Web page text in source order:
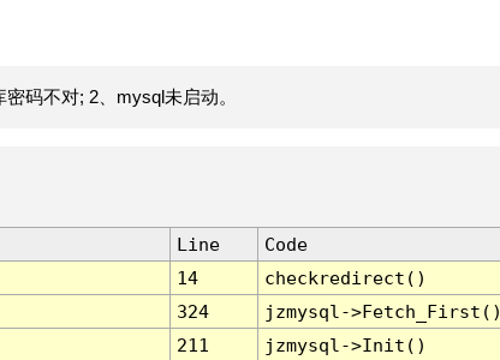
码不对; 2、mysql未启动。
Line
Code
14
checkredirect()
324
jzmysql-
211
jzmysql->Init()